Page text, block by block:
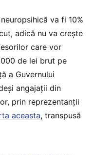
va fi 10%
adică nu va crește
care vor
de lei brut pe
a Guvernului
angajații din
prin reprezentanții
aceasta, transpusă